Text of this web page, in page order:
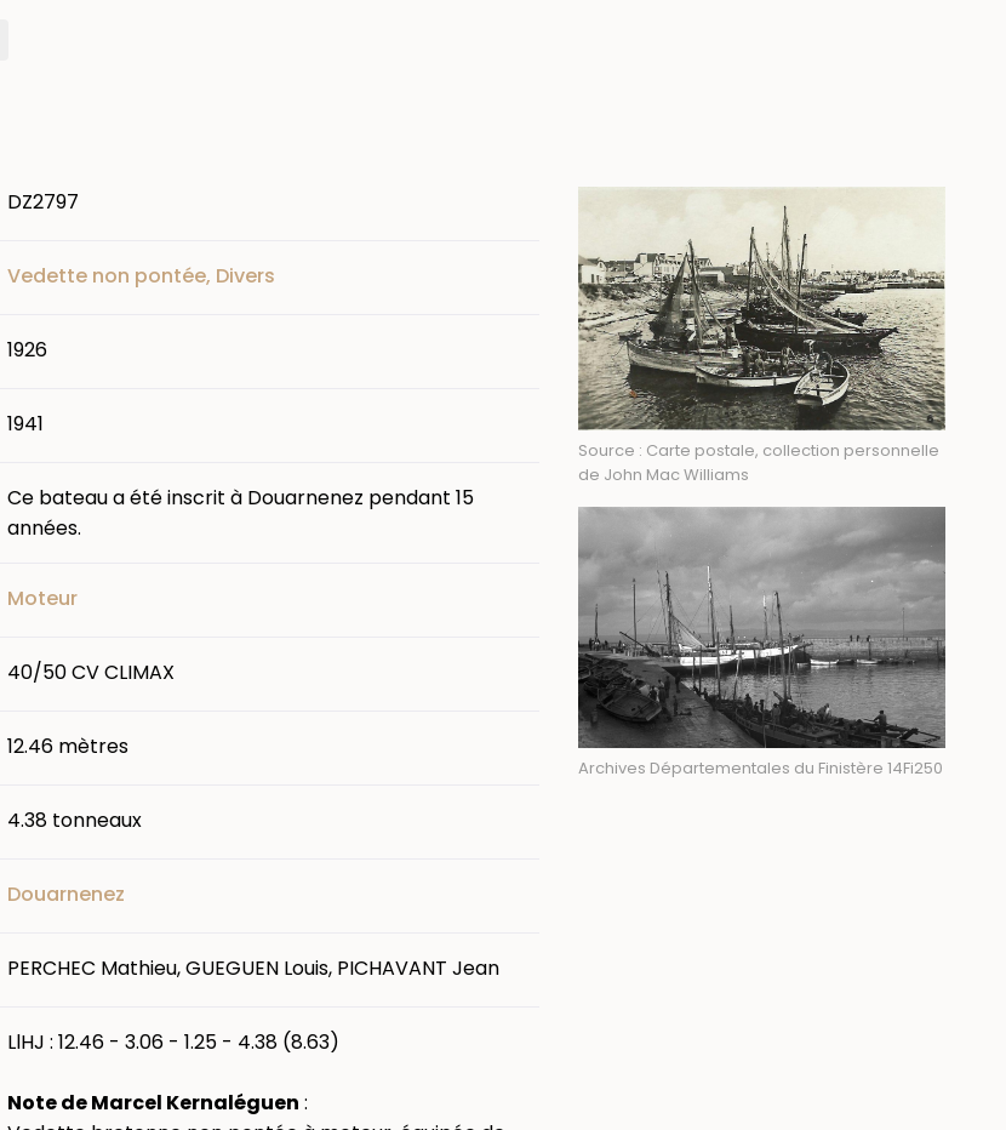
DZ2797
Vedette non pontée, Divers
1926
1941
Ce bateau a été inscrit à Douarnenez pendant 15
années.
Moteur
40/50 CV CLIMAX
12.46 mètres
4.38 tonneaux
Douarnenez
PERCHEC Mathieu, GUEGUEN Louis, PICHAVANT Jean
LlHJ : 12.46 - 3.06 - 1.25 - 4.38 (8.63)
Note de Marcel Kernaléguen :
Source : Carte postale, collection personnelle
de John Mac Williams
Archives Départementales du Finistère 14Fi250